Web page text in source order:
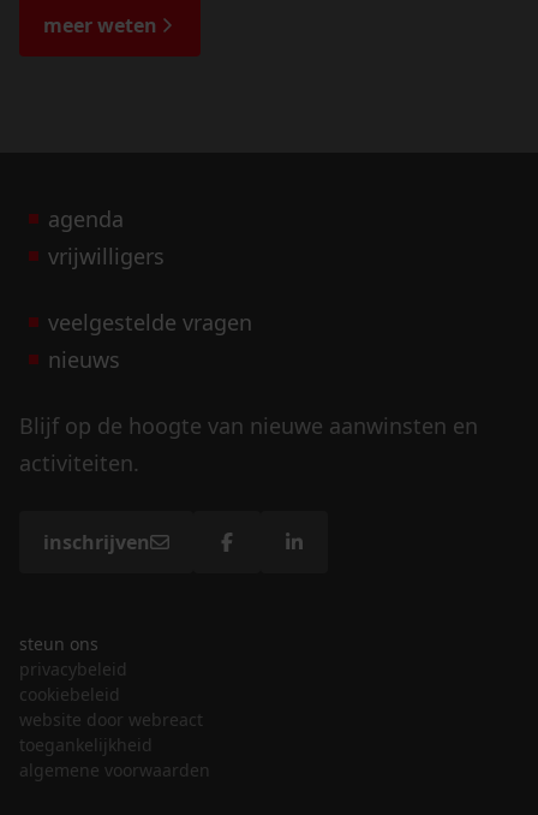
de bijzondere verhalen.
meer weten
agenda
vrijwilligers
veelgestelde vragen
nieuws
Blijf op de hoogte van nieuwe aanwinsten en
activiteiten.
inschrijven
steun ons
privacybeleid
cookiebeleid
website door webreact
toegankelijkheid
algemene voorwaarden